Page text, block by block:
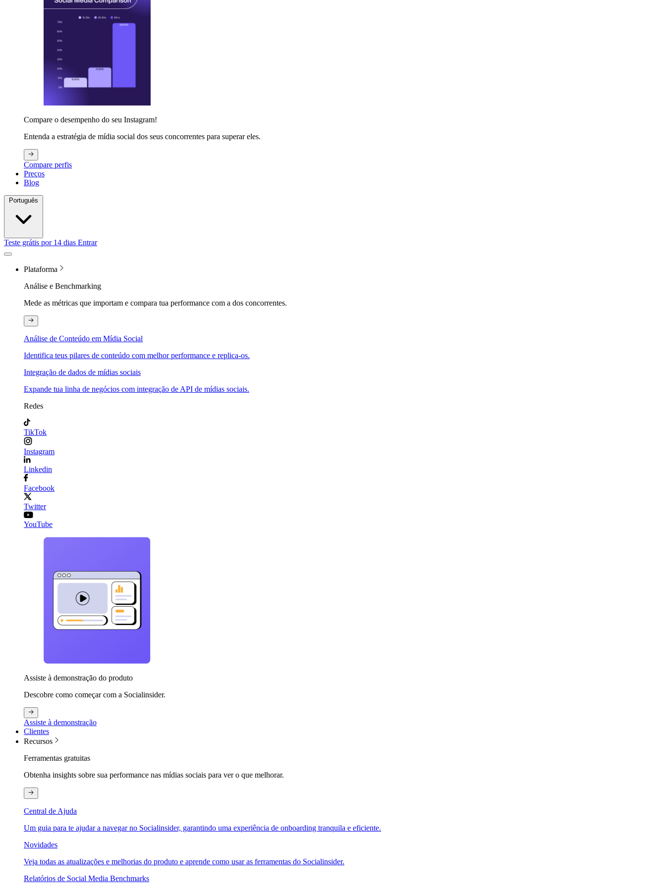
Compare o desempenho do seu Instagram!
Entenda a estratégia de mídia social dos seus concorrentes para superar eles.
Compare perfis
Preços
Blog
Teste grátis por 14 dias Entrar
Plataforma
Análise e Benchmarking
Mede as métricas que importam e compara tua performance com a dos concorrentes.
Análise de Conteúdo em Mídia Social
Identifica teus pilares de conteúdo com melhor performance e replica-os.
Integração de dados de mídias sociais
Expande tua linha de negócios com integração de API de mídias sociais.
Redes
TikTok
Instagram
Linkedin
Facebook
Twitter
YouTube
Assiste à demonstração do produto
Descobre como começar com a Socialinsider.
Assiste à demonstração
Clientes
Recursos
Ferramentas gratuitas
Obtenha insights sobre sua performance nas mídias sociais para ver o que melhorar.
Central de Ajuda
Um guia para te ajudar a navegar no Socialinsider, garantindo uma experiência de onboarding tranquila e eficiente.
Novidades
Veja todas as atualizações e melhorias do produto e aprende como usar as ferramentas do Socialinsider.
Relatórios de Social Media Benchmarks